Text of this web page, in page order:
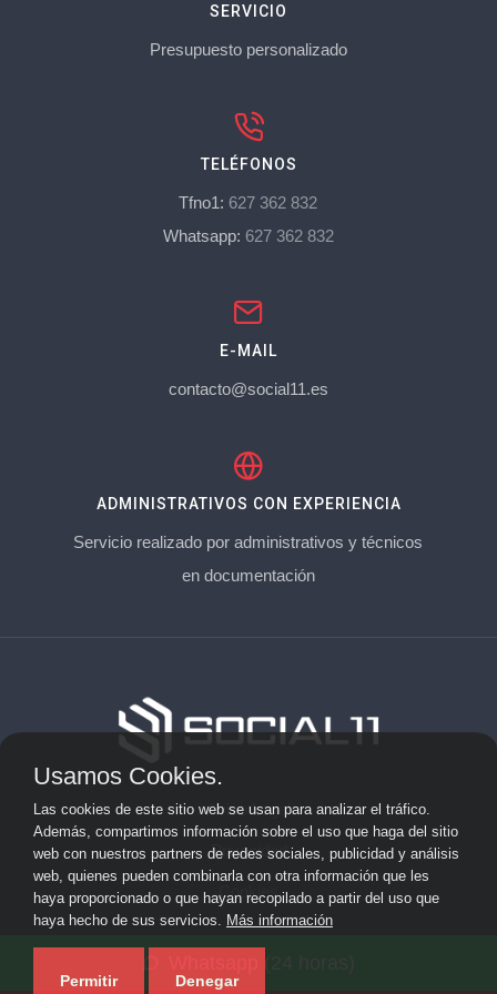
SERVICIO
Presupuesto personalizado
TELÉFONOS
Tfno1: 627 362 832
Whatsapp: 627 362 832
E-MAIL
contacto@social11.es
ADMINISTRATIVOS CON EXPERIENCIA
Servicio realizado por administrativos y técnicos
en documentación
Aviso Legal
Privacidad
Cookies
posicionamiento web y SEO ·
Usamos Cookies.
Las cookies de este sitio web se usan para analizar el tráfico.
Además, compartimos información sobre el uso que haga del sitio
web con nuestros partners de redes sociales, publicidad y análisis
web, quienes pueden combinarla con otra información que les
haya proporcionado o que hayan recopilado a partir del uso que
haya hecho de sus servicios. Más información
Permitir Denegar